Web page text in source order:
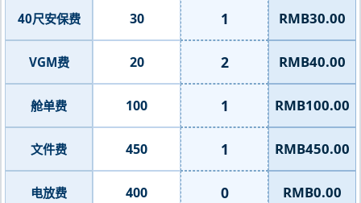
40尺安保费 30 1 RMB30.00
VGM费 20 2 RMB40.00
舱单费 100 1 RMB100.00
文件费 450 1 RMB450.00
电放费 400 0 RMB0.00